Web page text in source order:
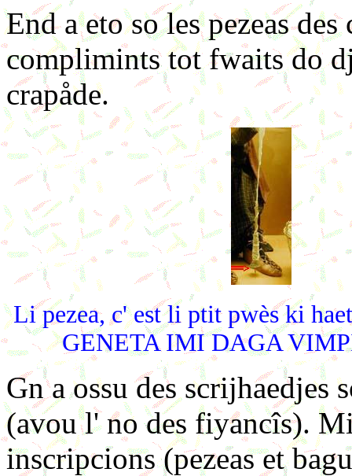
End a eto so les pezeas
complimints tot fwaits do
crapåde.
Li pezea, c' est li ptit pwès ki
GENETA IMI DAGA VIMPI
Gn a ossu des scrijhaedjes
(avou l' no des fiyancîs).
inscripcions (pezeas et